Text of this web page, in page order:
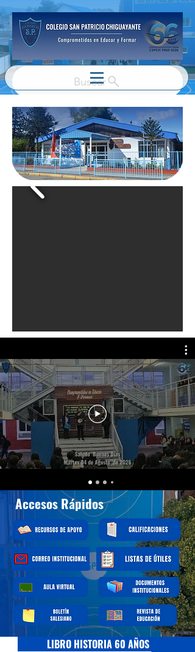
Buscar
Accesos Rápidos
LIBRO HISTORIA 60 AÑOS